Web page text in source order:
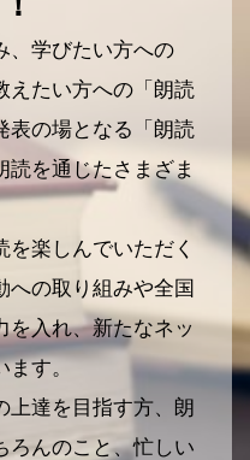
、学びたい方への
えたい方への「朗読
表の場となる「朗読
を通じたさまざま
を楽しんでいただく
への取り組みや全国
を入れ、新たなネッ
す。
上達を目指す方、朗
ろんのこと、忙しい